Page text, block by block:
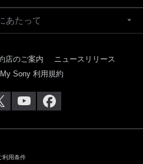
あたって
店のご案内
ニュースリリース
My Sony 利用規約
利用条件